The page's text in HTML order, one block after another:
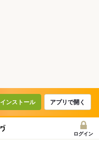
インストール アプリで開く
ログイン